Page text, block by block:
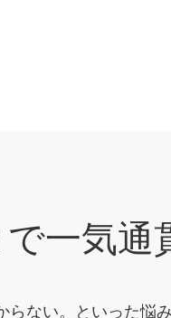
一気通
ない。といった悩